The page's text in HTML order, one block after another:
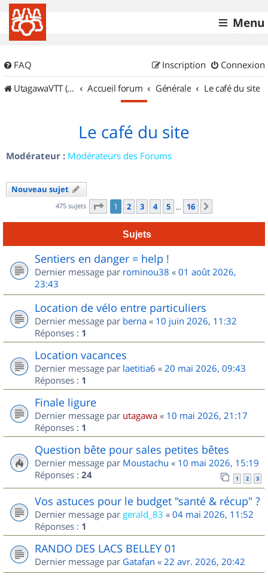
Menu
FAQ Connexion
Inscription
UtagawaVTT (Randos VTT et VTTAE avec traces GPS)
Accueil forum Générale Le café du site
Le café du site
Modérateur : Modérateurs des Forums
Nouveau sujet
475 sujets Page 1sur
1 2 3 4 5 … 16
Sujets
Sentiers en danger = help !
Dernier message par rominou38 « 01 août 2026,
23:43
Location de vélo entre particuliers
Dernier message par berna « 10 juin 2026, 11:32
Réponses : 1
Location vacances
Dernier message par laetitia6 « 20 mai 2026, 09:43
Réponses : 1
Finale ligure
Dernier message par utagawa « 10 mai 2026, 21:17
Réponses : 1
Question bête pour sales petites bêtes
Dernier message par Moustachu « 10 mai 2026, 15:19
Réponses : 24 1 2 3
Vos astuces pour le budget "santé & récup" ?
Dernier message par gerald_83 « 04 mai 2026, 11:52
Réponses : 1
RANDO DES LACS BELLEY 01
Dernier message par Gatafan « 22 avr. 2026, 20:42